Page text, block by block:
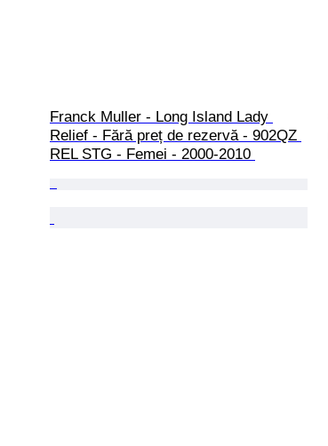
Franck Muller - Long Island Lady
Relief - Fără preț de rezervă - 902QZ
REL STG - Femei - 2000-2010